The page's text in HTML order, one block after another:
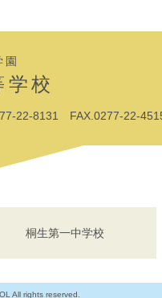
学校
22-8131 FAX.0277-22-
桐生第一中学校
All rights reserved.